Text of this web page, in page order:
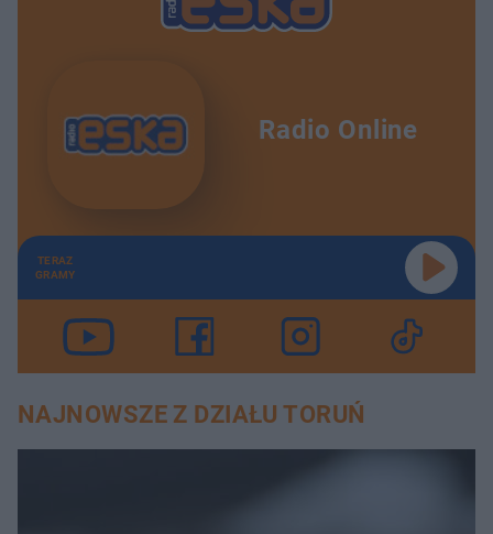
Radio Online
TERAZ
GRAMY
NAJNOWSZE Z DZIAŁU TORUŃ